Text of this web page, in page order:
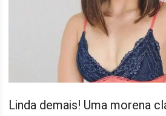
Linda demais! Uma morena